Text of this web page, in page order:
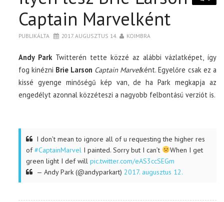
Captain Marvelként
PUBLIKÁLTA 2017. AUGUSZTUS 14. KOIMBRA
Andy Park Twitterén tette közzé az alábbi vázlatképet, így
fog kinézni Brie Larson Captain Marvelként. Egyelőre csak ez a
kissé gyenge minőségű kép van, de ha Park megkapja az
engedélyt azonnal közzéteszi a nagyobb felbontású verziót is.
I don’t mean to ignore all of u requesting the higher res
of#CaptainMarvel I painted. Sorry but I can’t
When I get
green light I def willpic.twitter.com/eAS3ccSEGm
— Andy Park (@andyparkart)2017. augusztus 12.